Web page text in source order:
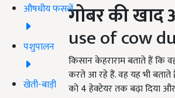
औषधीय फसलें
पशुपालन
खेती-बाड़ी
गोबर की खाद
use of cow
किसान केहराराम बताते हैं कि
करते आ रहे हैं. वह यह भी
को4हेक्टेयर तक बढ़ा दिया